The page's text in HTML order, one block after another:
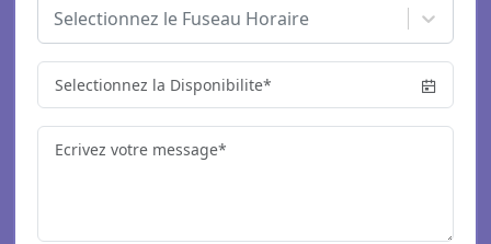
Selectionnez le Fuseau Horaire